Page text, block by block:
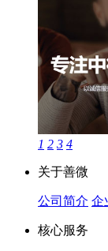
1 2 3 4
关于善微
公司简介 企
核心服务